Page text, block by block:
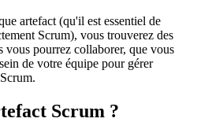
artefact (qu'il est essentiel de
Scrum), vous trouverez des
vous pourrez collaborer, que vous
de votre équipe pour gérer
Scrum ?